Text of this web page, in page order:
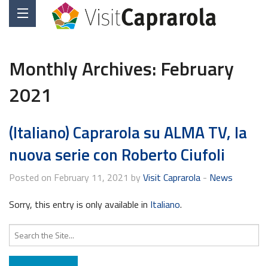
Monthly Archives: February
2021
(Italiano) Caprarola su ALMA TV, la
nuova serie con Roberto Ciufoli
Posted on February 11, 2021 by Visit Caprarola - News
Sorry, this entry is only available in Italiano.
Search
for: